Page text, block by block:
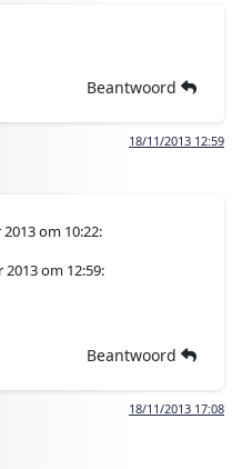
Beantwoord
18/11/2013 12:59
om 10:22:
om 12:59:
Beantwoord
18/11/2013 17:08